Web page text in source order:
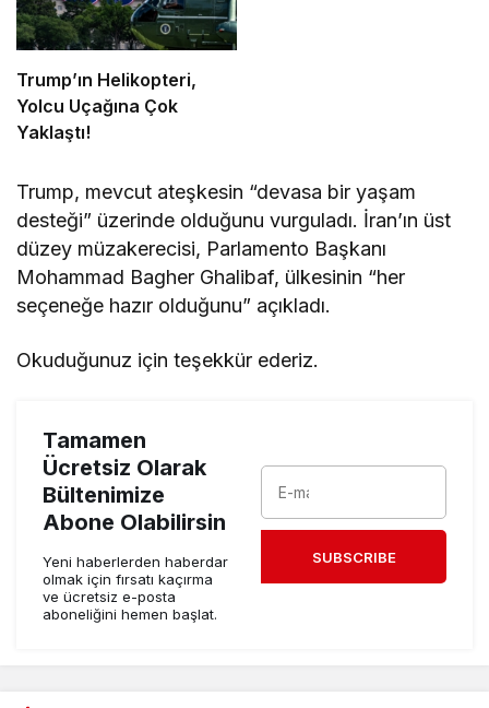
Trump’ın Helikopteri,
Yolcu Uçağına Çok
Yaklaştı!
Trump, mevcut ateşkesin “devasa bir yaşam
desteği” üzerinde olduğunu vurguladı. İran’ın üst
düzey müzakerecisi, Parlamento Başkanı
Mohammad Bagher Ghalibaf, ülkesinin “her
seçeneğe hazır olduğunu” açıkladı.
Okuduğunuz için teşekkür ederiz.
Tamamen
Ücretsiz Olarak
Bültenimize
Abone Olabilirsin
Yeni haberlerden haberdar
olmak için fırsatı kaçırma
ve ücretsiz e-posta
aboneliğini hemen başlat.
SUBSCRIBE